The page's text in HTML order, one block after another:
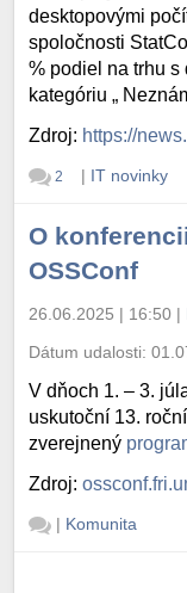
desktopovými
spoločnosti
% podiel na trhu s
kategóriu „
Zdroj: https://
2 | IT novinky
O
OSSConf
26.06.2025 | 16:50 |
Dátum udalosti:
V dňoch 1. – 3.
uskutoční 13.
zverejnený
Zdroj:
| Komunita